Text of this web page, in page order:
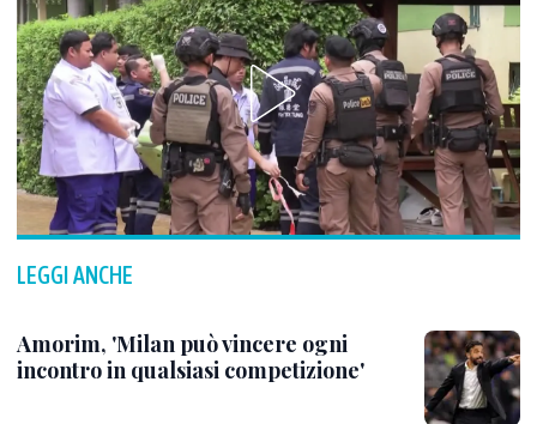
LEGGI ANCHE
Amorim, 'Milan può vincere ogni
incontro in qualsiasi competizione'